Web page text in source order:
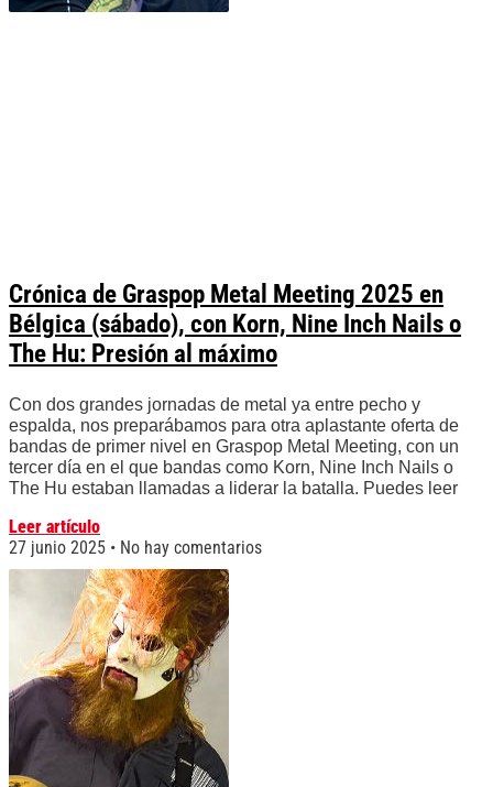
Crónica de Graspop Metal Meeting 2025 en
Bélgica (sábado), con Korn, Nine Inch Nails o
The Hu: Presión al máximo
Con dos grandes jornadas de metal ya entre pecho y
espalda, nos preparábamos para otra aplastante oferta de
bandas de primer nivel en Graspop Metal Meeting, con un
tercer día en el que bandas como Korn, Nine Inch Nails o
The Hu estaban llamadas a liderar la batalla. Puedes leer
Leer artículo
27 junio 2025
No hay comentarios